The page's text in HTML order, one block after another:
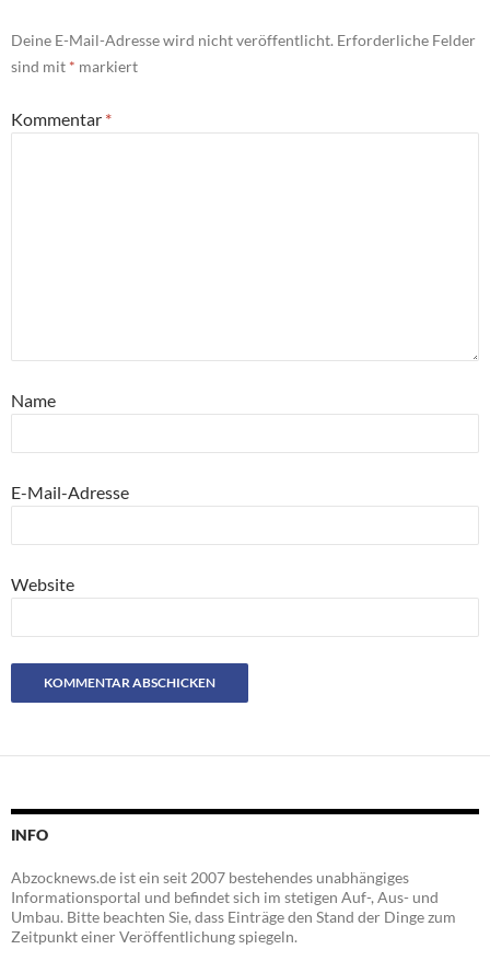
Deine E-Mail-Adresse wird nicht veröffentlicht. Erforderliche Felder
sind mit * markiert
Kommentar *
Name
E-Mail-Adresse
Website
INFO
Abzocknews.de ist ein seit 2007 bestehendes unabhängiges
Informationsportal und befindet sich im stetigen Auf-, Aus- und
Umbau. Bitte beachten Sie, dass Einträge den Stand der Dinge zum
Zeitpunkt einer Veröffentlichung spiegeln.